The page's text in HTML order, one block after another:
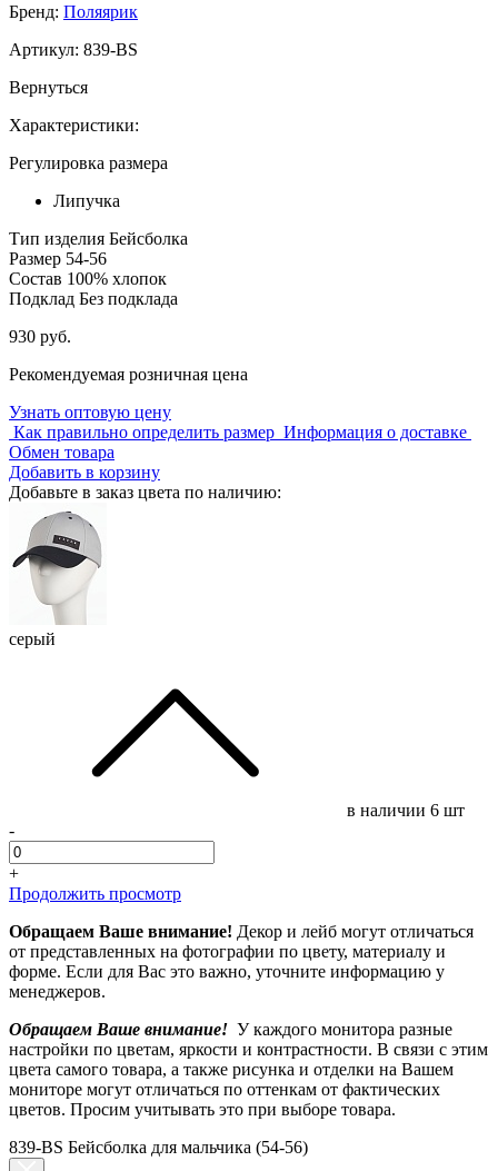
Бренд: Поляярик
Артикул: 839-BS
Вернуться
Характеристики:
Регулировка размера
Липучка
Тип изделия Бейсболка
Размер 54-56
Состав 100% хлопок
Подклад Без подклада
930 руб.
Рекомендуемая розничная цена
Узнать оптовую цену
Как правильно определить размер Информация о доставке
Обмен товара
Добавить в корзину
Добавьте в заказ цвета по наличию:
серый
в наличии 6 шт
-
+
Продолжить просмотр
Обращаем Ваше внимание! Декор и лейб могут отличаться
от представленных на фотографии по цвету, материалу и
форме. Если для Вас это важно, уточните информацию у
менеджеров.
Обращаем Ваше внимание! У каждого монитора разные
настройки по цветам, яркости и контрастности. В связи с этим
цвета самого товара, а также рисунка и отделки на Вашем
мониторе могут отличаться по оттенкам от фактических
цветов. Просим учитывать это при выборе товара.
839-BS Бейсболка для мальчика (54-56)